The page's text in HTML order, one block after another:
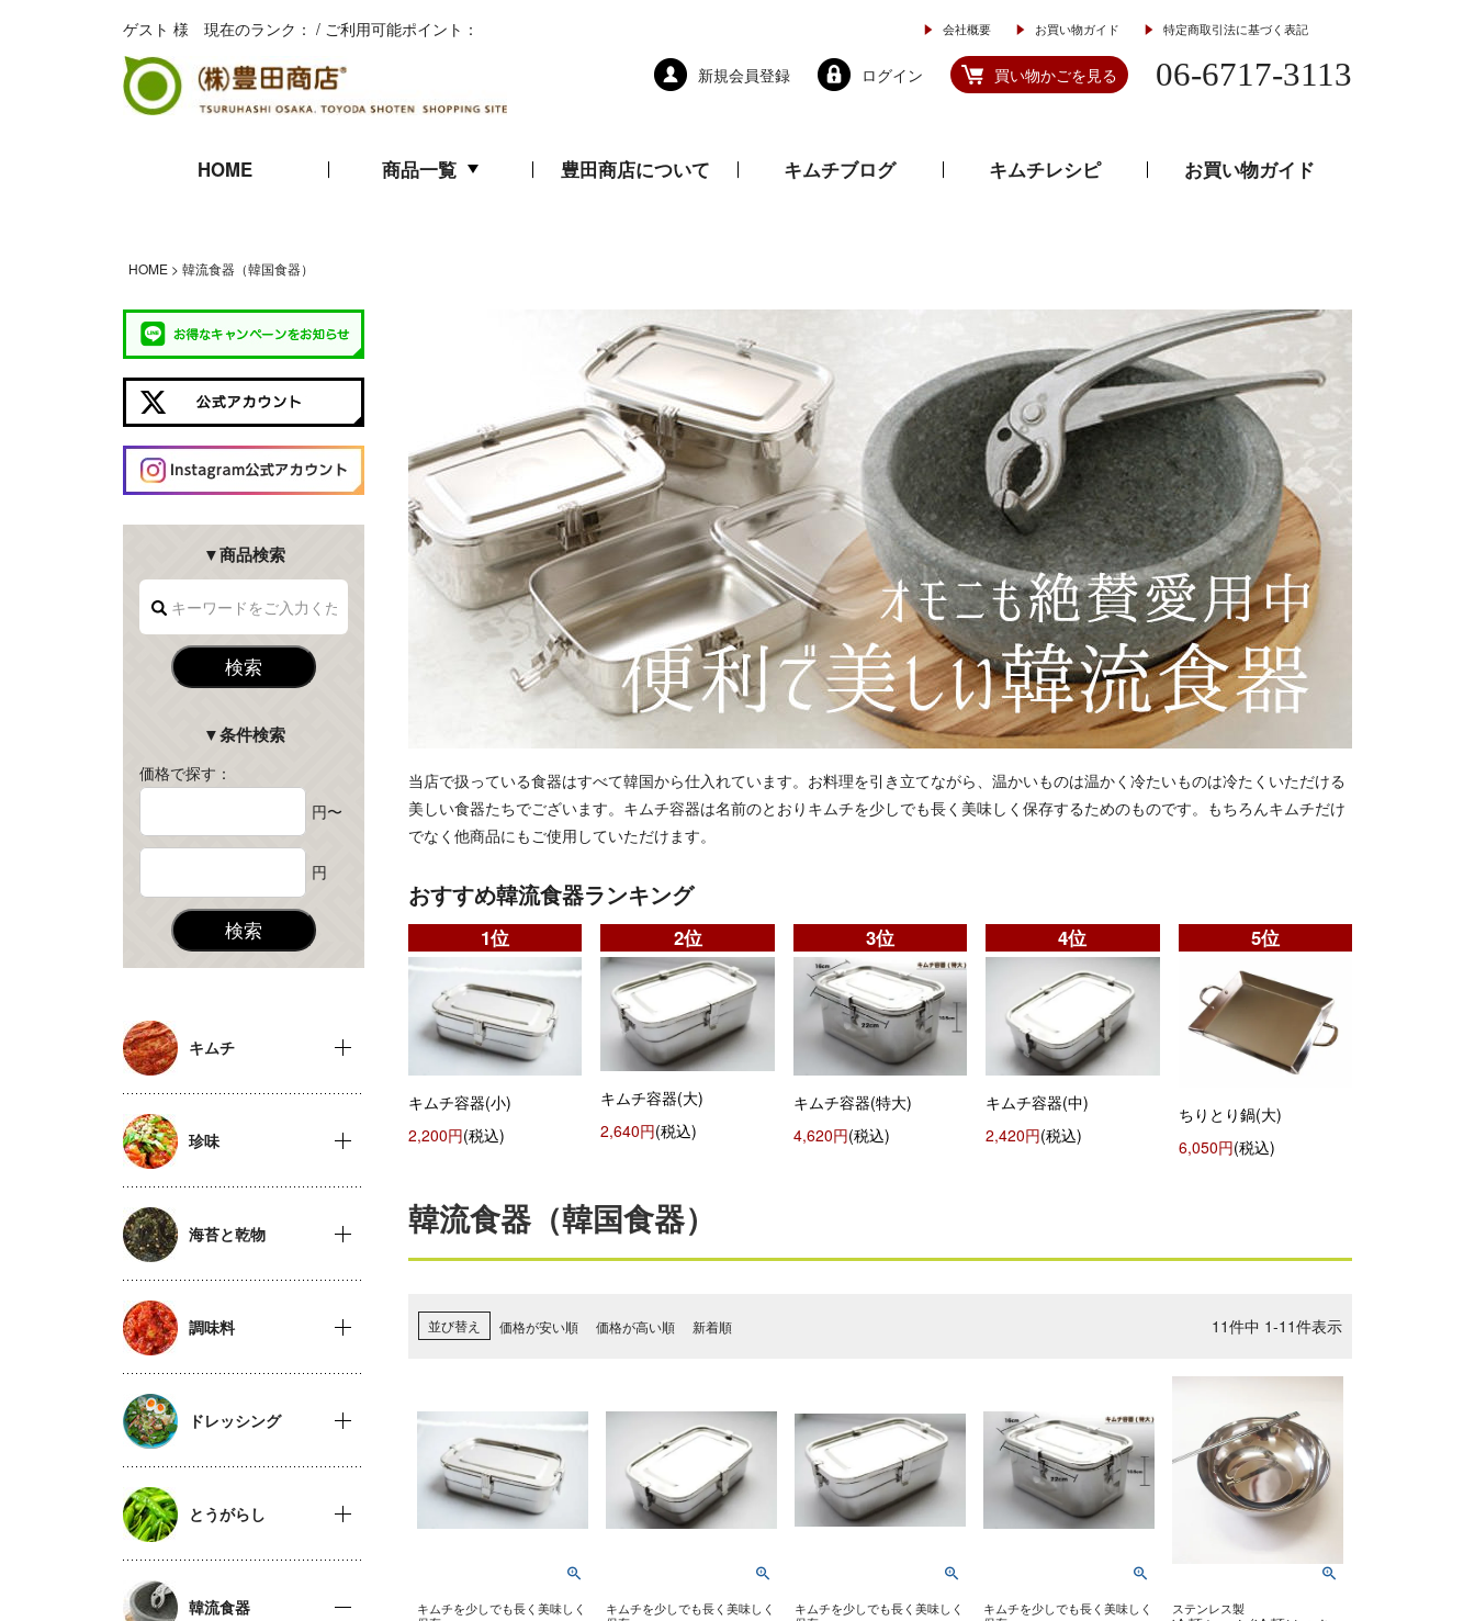
ゲスト 様 現在のランク： / ご利用可能ポイント： 会社概要 お買い物ガイド 特定商取引法に基づく表記
新規会員登録 ログイン 買い物かごを見る 06-6717-3113
HOME 商品一覧 豊田商店について キムチブログ キムチレシピ お買い物ガイド
HOME 韓流食器（韓国食器）
▼商品検索
検索
▼条件検索
価格で探す：
円〜
円
検索
キムチ
珍味
海苔と乾物
調味料
ドレッシング
とうがらし
韓流食器
当店で扱っている食器はすべて韓国から仕入れています。お料理を引き立てながら、温かいものは温かく冷たいものは冷たくいただける
美しい食器たちでございます。キムチ容器は名前のとおりキムチを少しでも長く美味しく保存するためのものです。もちろんキムチだけ
でなく他商品にもご使用していただけます。
おすすめ韓流食器ランキング
1位
キムチ容器(小)
2,200円(税込)
2位
キムチ容器(大)
2,640円(税込)
3位
キムチ容器(特大)
4,620円(税込)
4位
キムチ容器(中)
2,420円(税込)
5位
ちりとり鍋(大)
6,050円(税込)
韓流食器（韓国食器）
並び替え 価格が安い順 価格が高い順 新着順 11件中 1-11件表示
キムチを少しでも長く美味しく
キムチを少しでも長く美味しく
キムチを少しでも長く美味しく
キムチを少しでも長く美味しく
ステンレス製